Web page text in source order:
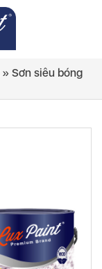
» Sơn siêu bóng